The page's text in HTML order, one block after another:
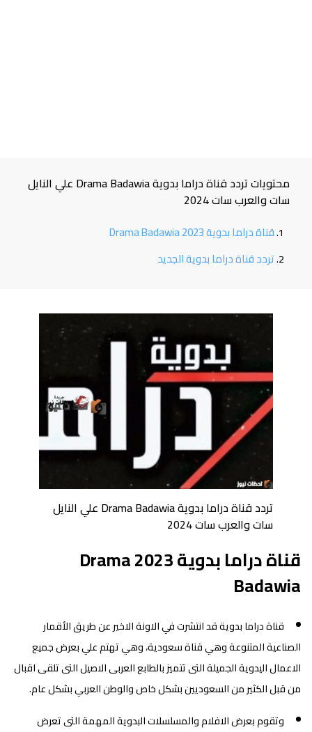
محتويات تردد قناة دراما بدوية Drama Badawia علي النايل
سات والعرب سات 2024
قناة دراما بدوية 2023 Drama Badawia
تردد قناة دراما بدوية الجديد
تردد قناة دراما بدوية Drama Badawia علي النايل
سات والعرب سات 2024
قناة دراما بدوية 2023 Drama
Badawia
قناة دراما بدوية قد انتشرت في الاونة الاخير عن طريق الأقمار
الصناعية المتنوعة وهي قناة سعودية، وهي تهتم علي بعرض جميع
الاعمال اليدوية الجميلة التى تتميز بالطابع العربى الاصيل التى تلقى اقبال
من قبل الكثير من السعوديين بشكل خاص والوطن العربي بشكل عام.
وتقوم بعرض الافلام والمسلسلات البدوية المهمة التى تعرض